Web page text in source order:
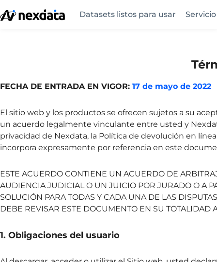
Datasets listos para usar
FECHA DE ENTRADA EN VIGOR: 17 de mayo de 2022
El sitio web y los productos se ofrecen sujetos a su
un acuerdo legalmente vinculante entre usted y
privacidad de Nexdata, la Política de devolución en
incorpora expresamente por referencia en este
ESTE ACUERDO CONTIENE UN ACUERDO DE
AUDIENCIA JUDICIAL O UN JUICIO POR JURADO O A
SOLUCIÓN PARA TODAS Y CADA UNA DE LAS
DEBE REVISAR ESTE DOCUMENTO EN SU TOTALIDAD
1. Obligaciones del usuario